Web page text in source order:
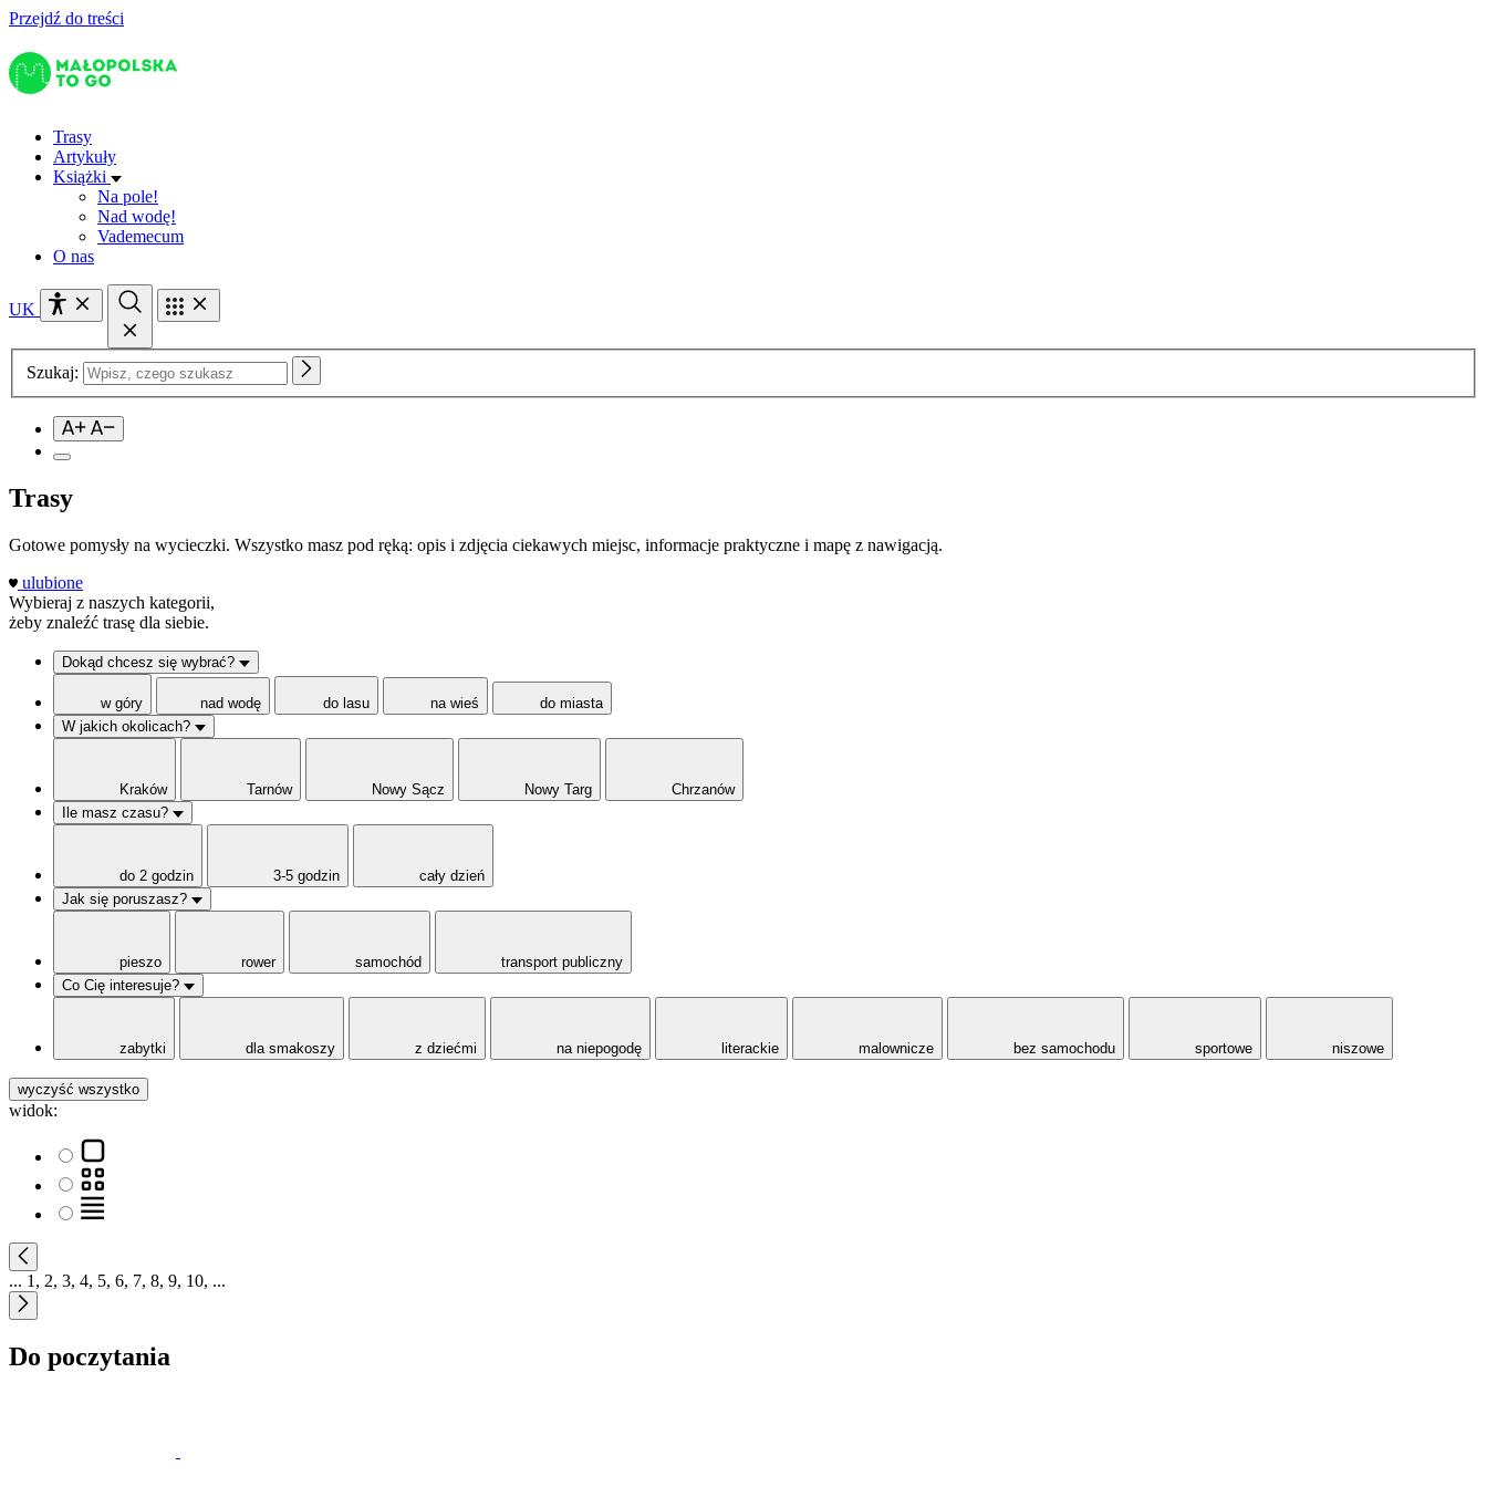
Przejdź do treści
Trasy
Artykuły
Książki
Na pole!
Nad wodę!
Vademecum
O nas
UK
Szukaj:
Trasy
Gotowe pomysły na wycieczki. Wszystko masz pod ręką: opis i zdjęcia ciekawych miejsc, informacje praktyczne i mapę z nawigacją.
ulubione
Wybieraj z naszych kategorii,
żeby znaleźć trasę dla siebie.
Dokąd chcesz się wybrać?
w góry nad wodę do lasu na wieś
do miasta
W jakich okolicach?
Kraków Tarnów Nowy Sącz Nowy Targ
Chrzanów
Ile masz czasu?
do 2 godzin 3-5 godzin
cały dzień
Jak się poruszasz?
pieszo rower samochód
transport publiczny
Co Cię interesuje?
zabytki dla smakoszy z dziećmi na niepogodę literackie malownicze bez samochodu sportowe niszowe
wyczyść wszystko
widok:
... 1 , 2, 3, 4, 5, 6, 7, 8, 9, 10, ...
Do poczytania